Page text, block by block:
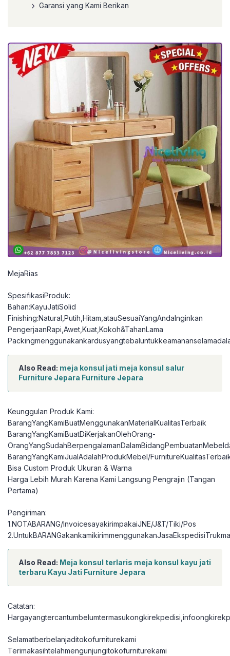
Garansi yang Kami Berikan
MejaRias
SpesifikasiProduk:
Bahan:KayuJatiSolid
Finishing:Natural,Putih,Hitam,atauSesuaiYangAndaInginkan
PengerjaanRapi,Awet,Kuat,Kokoh&TahanLama
Also Read: meja konsul jati meja konsul salur
Furniture Jepara Furniture Jepara
Keunggulan Produk Kami:
BarangYangKamiBuatMenggunakanMaterialKualitasTerbaik
BarangYangKamiBuatDiKerjakanOlehOrang-
BarangYangKamiJualAdalahProdukMebel/
Bisa Custom Produk Ukuran & Warna
Harga Lebih Murah Karena Kami Langsung Pengrajin (Tangan
Pertama)
Pengiriman:
1.NOTABARANG/InvoicesayakirimpakaiJNE/J&T/Tiki/Pos
Also Read: Meja konsul terlaris meja konsul kayu jati
terbaru Kayu Jati Furniture Jepara
Catatan:
Selamatberbelanjaditokofurniturekami
Terimakasihtelahmengunjungitokofurniturekami